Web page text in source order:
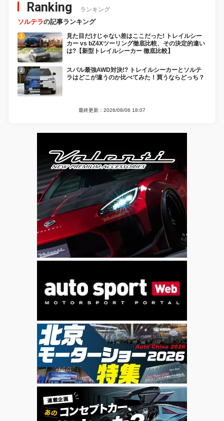
Ranking ランキング
ソルテラの記事ランキング
見た目だけじゃない差はここだった! トレイルシー
カー vs bZ4Xツーリング徹底比較、その決定的違い
は?【新型トレイルシーカー 徹底比較】
スバル最強AWD対決!? トレイルシーカーとソルテ
ラはどこが違うのか比べてみた！買うならどっち？
最終更新：2026/08/06 18:07